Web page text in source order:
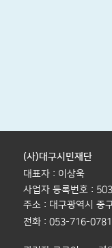
(사)대구시민재단
대표자 : 이상욱
사업자 등록번호 :
주소 : 대구광역시 중
전화 : 053-716-